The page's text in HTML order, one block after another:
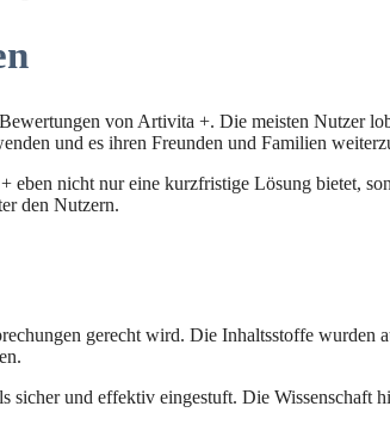
von Artivita +. Die meisten Nutzer
und es ihren Freunden und Familien
nicht nur eine kurzfristige Lösung bietet,
den Nutzern.
gerecht wird. Die Inhaltsstoffe
und effektiv eingestuft. Die Wissenschaft